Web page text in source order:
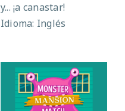
y... ¡a canastar!
Idioma: Inglés
Monster math